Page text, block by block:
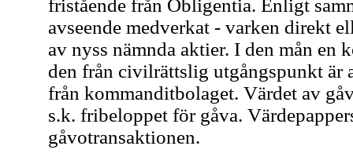
fristående från Obligentia. Enligt
avseende medverkat - varken direkt
av nyss nämnda aktier. I den mån en
den från civilrättslig utgångspunkt är
från kommanditbolaget. Värdet av
s.k. fribeloppet för gåva.
gåvotransaktionen.